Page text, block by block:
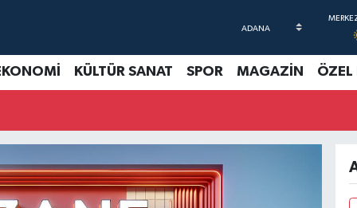
KÜLTÜR SANAT SPOR MAGAZİN ÖZEL